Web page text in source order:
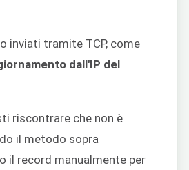
inviati tramite TCP, come
dall'IP del
riscontrare che non è
il metodo sopra
il record manualmente per